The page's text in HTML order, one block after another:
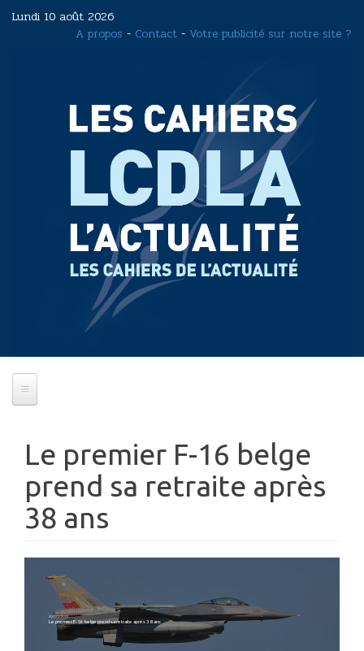
Lundi 10 août 2026
A propos - Contact - Votre publicité sur notre site ?
Le premier F-16 belge
prend sa retraite après
38 ans
29/09/2023
Le premier F-16 belge prend sa retraite après 38 ans